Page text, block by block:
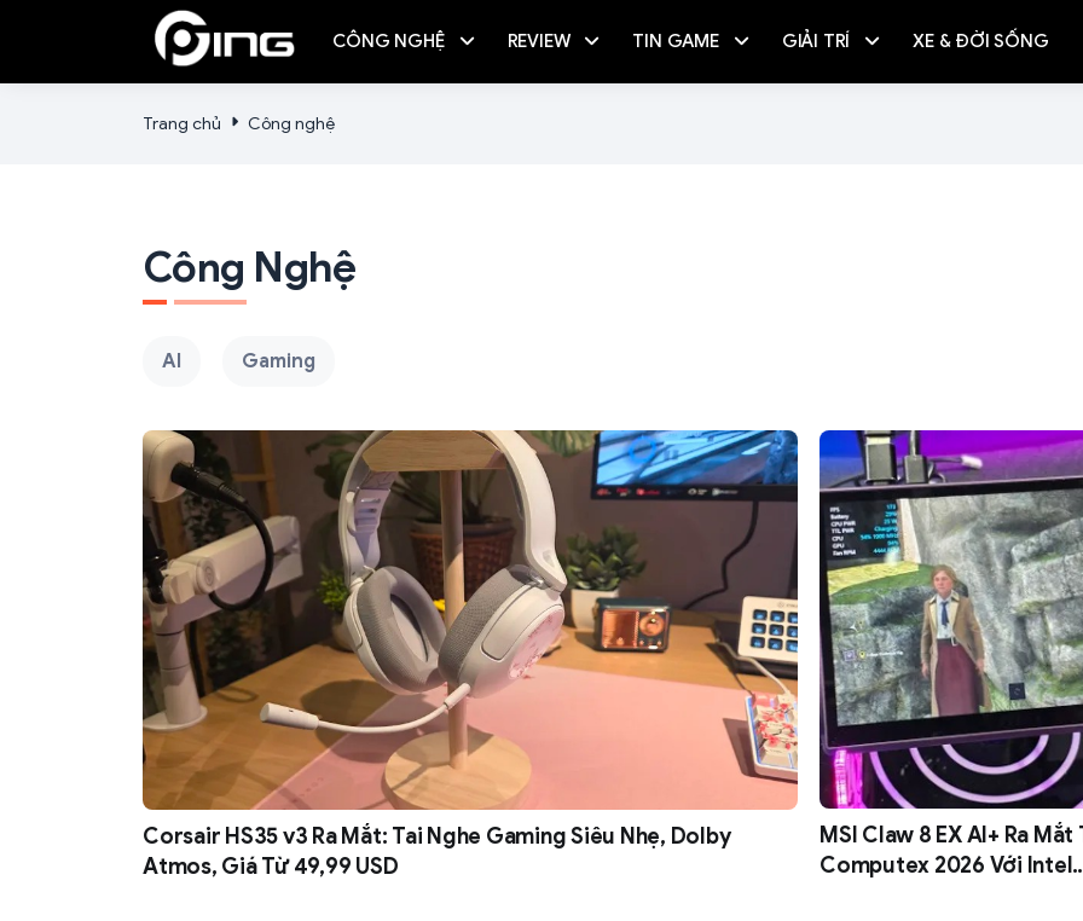
CÔNG NGHỆ REVIEW TIN GAME GIẢI TRÍ XE & ĐỜI SỐNG
Trang chủ Công nghệ
Công Nghệ
AI Gaming
Corsair HS35 v3 Ra Mắt: Tai Nghe Gaming Siêu Nhẹ, Dolby
Atmos, Giá Từ 49,99 USD
MSI Claw 8 EX AI+ Ra Mắt
Computex 2026 Với Intel